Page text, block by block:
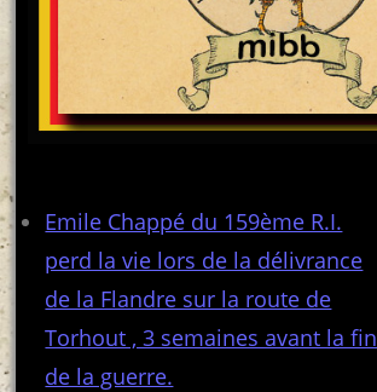
Emile Chappé du 159ème R.I.
perd la vie lors de la délivrance
de la Flandre sur la route de
Torhout , 3 semaines avant la fin
de la guerre.